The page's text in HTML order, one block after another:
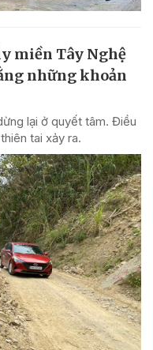
miền Tây Nghệ
những khoản
lại ở quyết tâm. Điều
tai xảy ra.